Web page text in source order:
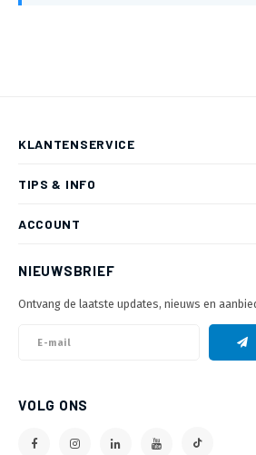
KLANTENSERVICE
TIPS & INFO
ACCOUNT
NIEUWSBRIEF
Ontvang de laatste updates, nieuws en
VOLG ONS